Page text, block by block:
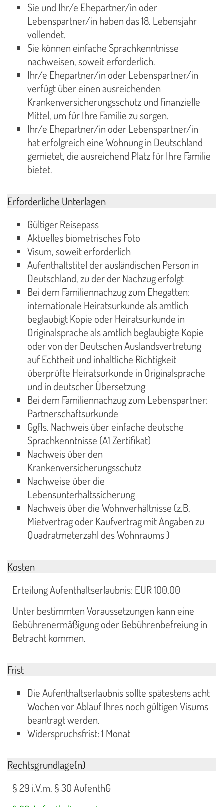
Sie und Ihr/e Ehepartner/in oder
Lebenspartner/in haben das 18. Lebensjahr
vollendet.
Sie können einfache Sprachkenntnisse
nachweisen, soweit erforderlich.
Ihr/e Ehepartner/in oder Lebenspartner/in
verfügt über einen ausreichenden
Krankenversicherungsschutz und finanzielle
Mittel, um für Ihre Familie zu sorgen.
Ihr/e Ehepartner/in oder Lebenspartner/in
hat erfolgreich eine Wohnung in Deutschland
gemietet, die ausreichend Platz für Ihre Familie
bietet.
Erforderliche Unterlagen
Gültiger Reisepass
Aktuelles biometrisches Foto
Visum, soweit erforderlich
Aufenthaltstitel der ausländischen Person in
Deutschland, zu der der Nachzug erfolgt
Bei dem Familiennachzug zum Ehegatten:
internationale Heiratsurkunde als amtlich
beglaubigt Kopie oder Heiratsurkunde in
Originalsprache als amtlich beglaubigte Kopie
oder von der Deutschen Auslandsvertretung
auf Echtheit und inhaltliche Richtigkeit
überprüfte Heiratsurkunde in Originalsprache
und in deutscher Übersetzung
Bei dem Familiennachzug zum Lebenspartner:
Partnerschaftsurkunde
Ggfls. Nachweis über einfache deutsche
Sprachkenntnisse (A1 Zertifikat)
Nachweis über den
Krankenversicherungsschutz
Nachweise über die
Lebensunterhaltssicherung
Nachweis über die Wohnverhältnisse (z.B.
Mietvertrag oder Kaufvertrag mit Angaben zu
Quadratmeterzahl des Wohnraums )
Kosten
Erteilung Aufenthaltserlaubnis: EUR 100,00
Unter bestimmten Voraussetzungen kann eine
Gebührenermäßigung oder Gebührenbefreiung in
Betracht kommen.
Frist
Die Aufenthaltserlaubnis sollte spätestens acht
Wochen vor Ablauf Ihres noch gültigen Visums
beantragt werden.
Widerspruchsfrist: 1 Monat
Rechtsgrundlage(n)
§ 29 i.V.m. § 30 AufenthG